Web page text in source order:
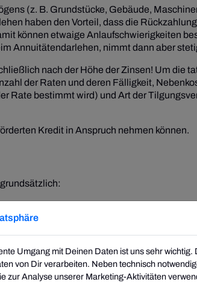
(z. B. Grundstücke, Gebäude,
haben den Vorteil, dass die
können etwaige Anlaufschwierigkeiten
Annuitätendarlehen, nimmt dann aber
nach der Höhe der Zinsen! Um die
der Raten und deren Fälligkeit,
Rate bestimmt wird) und Art der
Kredit in Anspruch nehmen können.
Umgang mit Deinen Daten ist uns sehr
von Dir verarbeiten. Neben technisch
zur Analyse unserer Marketing-Aktivitäten